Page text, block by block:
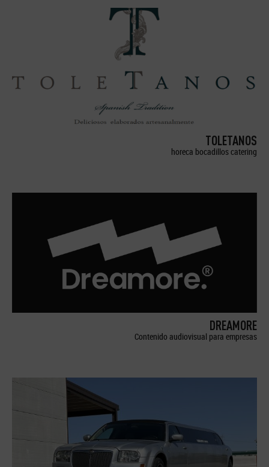
TOLETANOS
horeca bocadillos catering
DREAMORE
Contenido audiovisual para empresas